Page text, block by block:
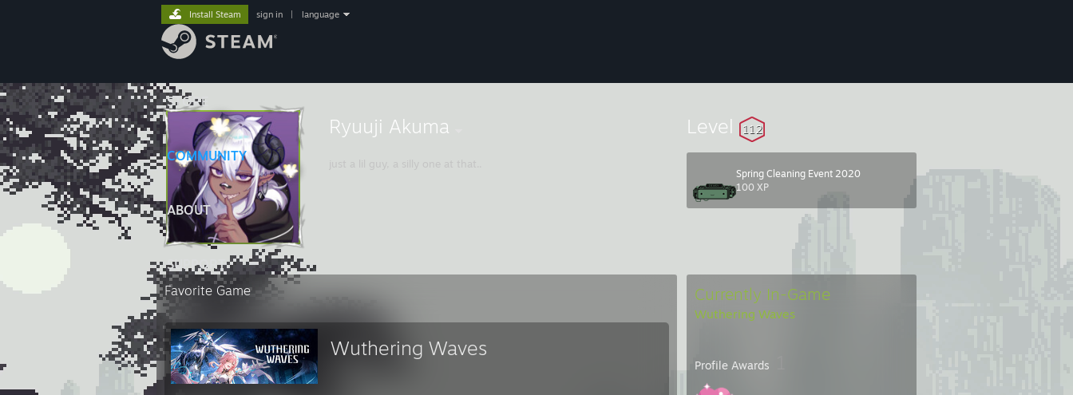
STORE
COMMUNITY
ABOUT
SUPPORT
Install Steam sign in language
Ryuuji Akuma Level 112
Spring Cleaning Event 2020
100 XP
Currently In-Game
Wuthering Waves
Profile Awards
Favorite Game
Wuthering Waves